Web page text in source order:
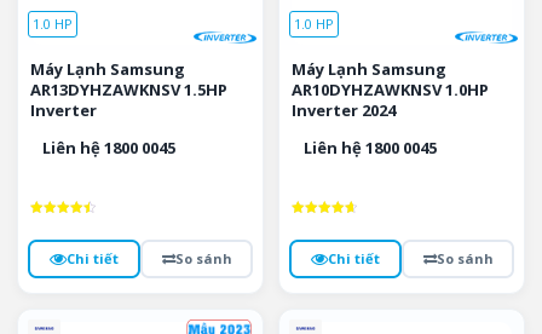
1.0 HP
Máy Lạnh Samsung
AR13DYHZAWKNSV 1.5HP
Inverter
Liên hệ 1800 0045
5 saoChi tiết So sánh
1.0 HP
Máy Lạnh Samsung
AR10DYHZAWKNSV 1.0HP
Inverter 2024
Liên hệ 1800 0045
5 saoChi tiết So sánh